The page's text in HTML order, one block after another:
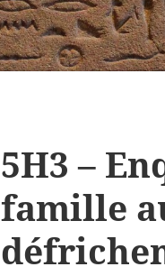
5H3 –
famille